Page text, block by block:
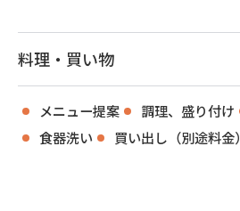
料理・買い物
メニュー提案 調理、盛り付け
食器洗い
買い出し（別途料金）